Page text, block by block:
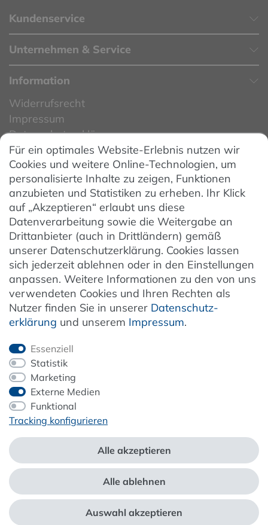
Kundenservice
Unternehmen & Service
Information
Widerrufsrecht
Impressum
Datenschutzerklärung
Datenschutzeinstellungen
AGB
Barrierefreiheit
Hinweise zur Batterieentsorgung
Entsorgung von Elektro-Altgeräten
Vertrag widerrufen
Newsletter
Jetzt anmelden
ZAHLUNG & VERSAND
*Alle Preise inkl. der gesetzl. MwSt. zzgl.Service- und Versandkosten
Für ein optimales Website-Erlebnis nutzen wir
Cookies und weitere Online-Technologien, um
personalisierte Inhalte zu zeigen, Funktionen
anzubieten und Statistiken zu erheben. Ihr Klick
auf „Akzeptieren“ erlaubt uns diese
Datenverarbeitung sowie die Weitergabe an
Drittanbieter (auch in Drittländern) gemäß
unserer Datenschutzerklärung. Cookies lassen
sich jederzeit ablehnen oder in den Einstellungen
anpassen. Weitere Informationen zu den von uns
verwendeten Cookies und Ihren Rechten als
Nutzer finden Sie in unserer Daten­schutz­
erklärung und unserem Impressum.
Essenziell
Statistik
Marketing
Externe Medien
Funktional
Tracking konfigurieren
Alle akzeptieren
Alle ablehnen
Auswahl akzeptieren